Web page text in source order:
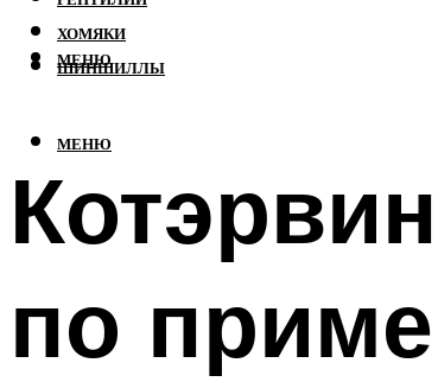
ХОМЯКИ
ШИНШИЛЛЫ
МЕНЮ
МЕНЮ
по